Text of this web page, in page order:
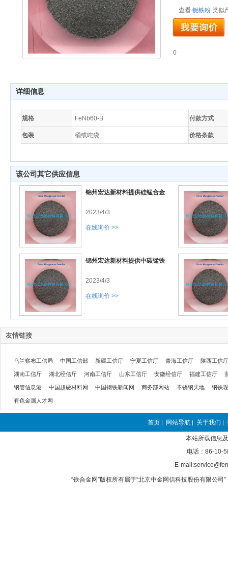
查看 铌铁粉 类似
0
详细信息
规格 FeNb60-B 付款方式
包装 桶或吨袋 价格条款
该公司其它供应信息
锦州宏达新材料提供硅锰合金
2023/4/3
在线询价 >>
锦州宏达新材料提供中碳锰铁
2023/4/3
在线询价 >>
友情链接
乌兰察布工信局 中国工信部 新疆工信厅 宁夏工信厅 青海工信厅 陕西工信厅
湖南工信厅 湖北经信厅 河南工信厅 山东工信厅 安徽经信厅 福建工信厅
钢管信息港 中国超硬材料网 中国钢铁新闻网 商务部网站 不锈钢天地 钢铁
有色金属人才网
首页 | 网站导航 | 关于我们 |
本站所载信息
电话：86-10-
E-
“铁合金网”版权所有属于“北京中金网信科技股份有限公司